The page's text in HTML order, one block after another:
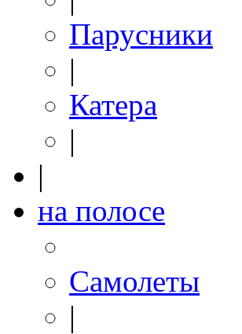
Парусники
|
Катера
|
|
на полосе
Самолеты
|